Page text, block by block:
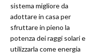
sistema migliore da
adottare in casa per
sfruttare in pieno la
potenza dei raggi solari e
utilizzarla come energia